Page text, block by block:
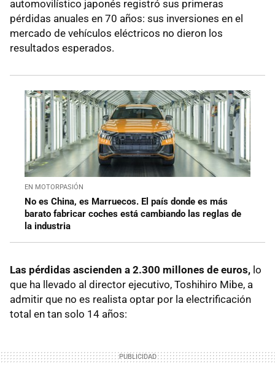
automovilístico japonés registró sus primeras
pérdidas anuales en 70 años: sus inversiones en el
mercado de vehículos eléctricos no dieron los
resultados esperados.
EN MOTORPASIÓN
No es China, es Marruecos. El país donde es más
barato fabricar coches está cambiando las reglas de
la industria
Las pérdidas ascienden a 2.300 millones de euros, lo
que ha llevado al director ejecutivo, Toshihiro Mibe, a
admitir que no es realista optar por la electrificación
total en tan solo 14 años: